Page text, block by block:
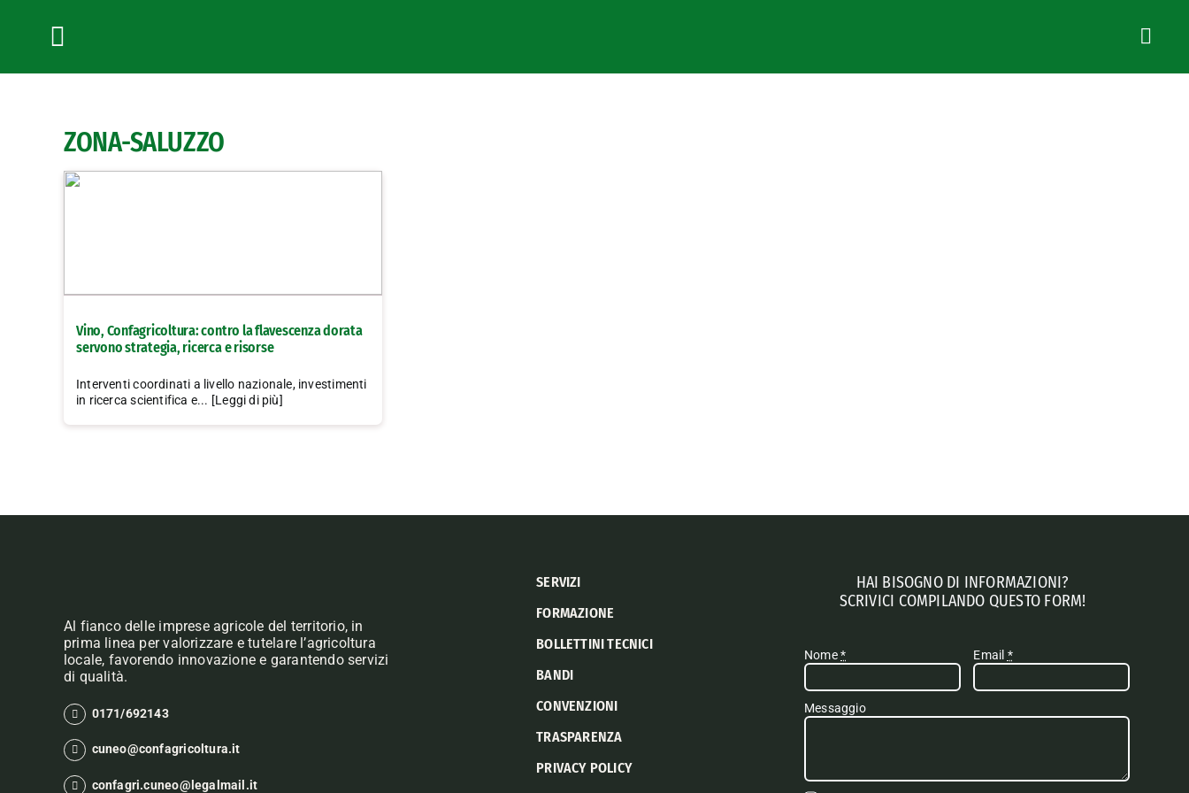
Toggle
Navigation
ZONA-SALUZZO
Vino, Confagricoltura: contro la flavescenza dorata
servono strategia, ricerca e risorse
Interventi coordinati a livello nazionale, investimenti
in ricerca scientifica e... [Leggi di più]
Al fianco delle imprese agricole del territorio, in
prima linea per valorizzare e tutelare l’agricoltura
locale, favorendo innovazione e garantendo servizi
di qualità.
0171/692143
cuneo@confagricoltura.it
confagri.cuneo@legalmail.it
SERVIZI
FORMAZIONE
BOLLETTINI TECNICI
BANDI
CONVENZIONI
TRASPARENZA
PRIVACY POLICY
HAI BISOGNO DI INFORMAZIONI?
SCRIVICI COMPILANDO QUESTO FORM!
Nome* Email *
Messaggio